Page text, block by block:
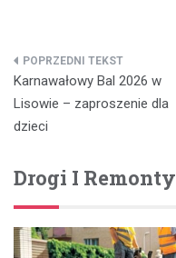
Nawigacja
wpisu
Karnawałowy Bal 2026 w
Lisowie – zaproszenie dla
dzieci
Drogi I Remonty